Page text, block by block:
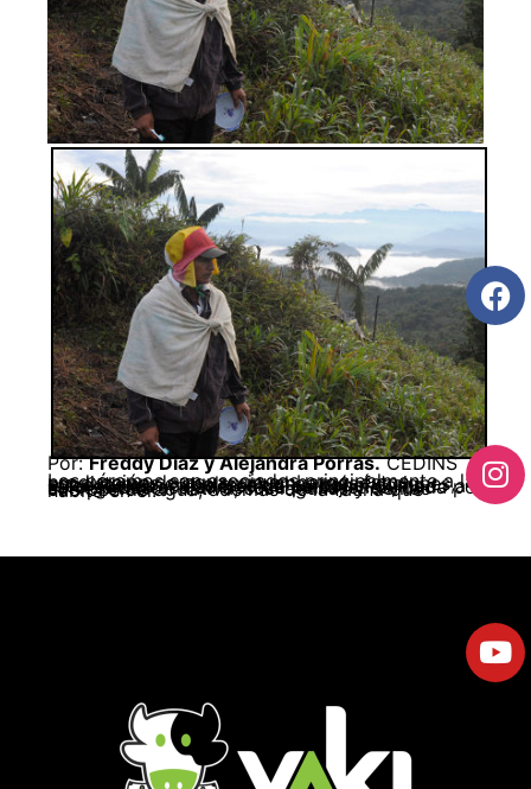
Por:Freddy Díaz y Alejandra Porras.CEDINS
Los páramos son asociados principalmente a la producción de agua; sin embargo, éstos ecosistemas cumplen muchas más funciones, entre las que cabe resaltar su papel como retenedores y fijadores de carbono. Sumado a esto se destaca su belleza paisajística, dada por su vegetación nativa, sus lagunas y demás cuerpos de agua, además de la fauna que habita en él.